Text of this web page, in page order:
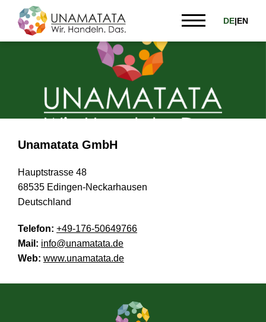
DE|EN
Unamatata GmbH
Hauptstrasse 48
68535 Edingen-Neckarhausen
Deutschland
Telefon: +49-176-50649766
Mail: info@unamatata.de
Web: www.unamatata.de